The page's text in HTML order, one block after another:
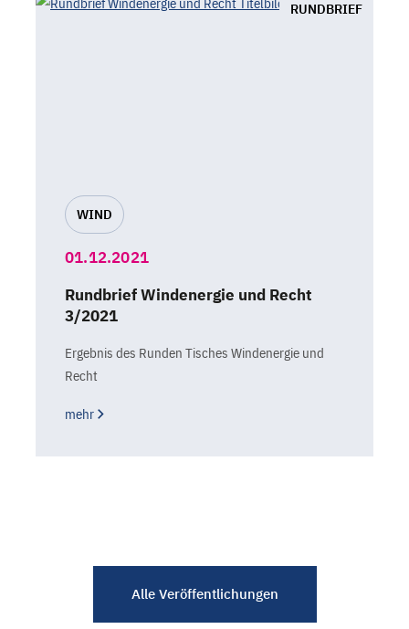
RUNDBRIEF
WIND
01.12.2021
Rundbrief Windenergie und Recht
3/2021
Ergebnis des Runden Tisches Windenergie und
Recht
mehr
Alle Veröffentlichungen